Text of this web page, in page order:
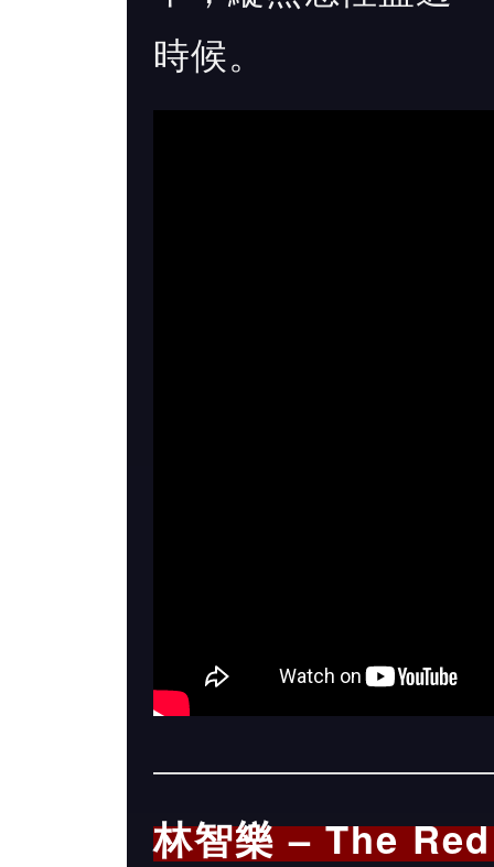
時候。
林智樂 – The